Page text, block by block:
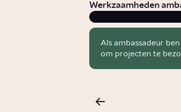
Werkzaamheden
Als ambassadeur
om projecten te